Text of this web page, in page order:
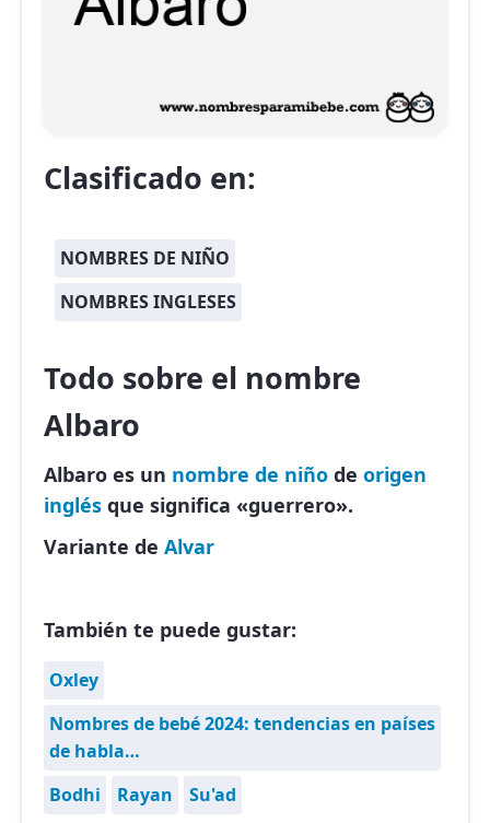
Clasificado en:
NOMBRES DE NIÑO
NOMBRES INGLESES
Todo sobre el nombre
Albaro
Albaro es un nombre de niño de origen
inglés que significa «guerrero».
Variante de Alvar
También te puede gustar:
Oxley
Nombres de bebé 2024: tendencias en países
de habla…
Bodhi
Rayan Su'ad